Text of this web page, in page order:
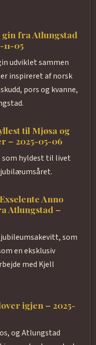
fra Atlungstad
05
udviklet sammen
inspireret af norsk
pors og kvanne,
til Mjøsa og
– 2025-05-06
som hyldest til livet
Anno
Atlungstad –
som
en eksklusiv
med Kjell
igjen – 2025-
og Atlungstad